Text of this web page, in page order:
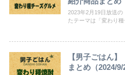
2023年2月19日放送
たテーマは「変わり種
【男子ごはん
まとめ（2024/9/